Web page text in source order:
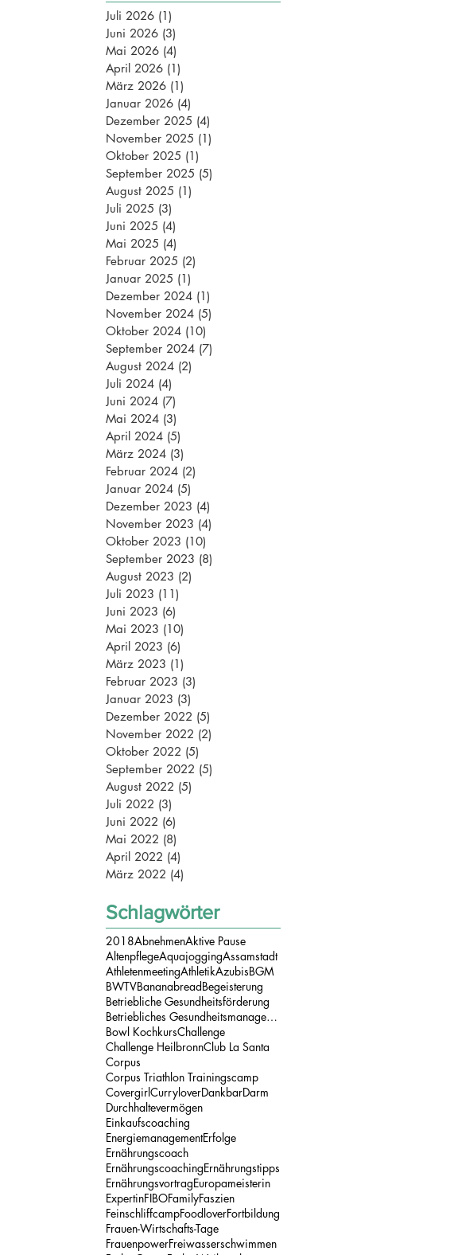
Juli 2026 (1)
Juni 2026 (3)
Mai 2026 (4)
April 2026 (1)
März 2026 (1)
Januar 2026 (4)
Dezember 2025 (4)
November 2025 (1)
Oktober 2025 (1)
September 2025 (5)
August 2025 (1)
Juli 2025 (3)
Juni 2025 (4)
Mai 2025 (4)
Februar 2025 (2)
Januar 2025 (1)
Dezember 2024 (1)
November 2024 (5)
Oktober 2024 (10)
September 2024 (7)
August 2024 (2)
Juli 2024 (4)
Juni 2024 (7)
Mai 2024 (3)
April 2024 (5)
März 2024 (3)
Februar 2024 (2)
Januar 2024 (5)
Dezember 2023 (4)
November 2023 (4)
Oktober 2023 (10)
September 2023 (8)
August 2023 (2)
Juli 2023 (11)
Juni 2023 (6)
Mai 2023 (10)
April 2023 (6)
März 2023 (1)
Februar 2023 (3)
Januar 2023 (3)
Dezember 2022 (5)
November 2022 (2)
Oktober 2022 (5)
September 2022 (5)
August 2022 (5)
Juli 2022 (3)
Juni 2022 (6)
Mai 2022 (8)
April 2022 (4)
März 2022 (4)
Schlagwörter
2018AbnehmenAktive Pause
AltenpflegeAquajoggingAssamstadt
AthletenmeetingAthletikAzubisBGM
BWTVBananabreadBegeisterung
Betriebliche Gesundheitsförderung
Betriebliches Gesundheitsmanagement
Bowl KochkursChallenge
Challenge HeilbronnClub La Santa
Corpus
Corpus Triathlon Trainingscamp
CovergirlCurryloverDankbarDarm
Durchhaltevermögen
Einkaufscoaching
EnergiemanagementErfolge
Ernährungscoach
ErnährungscoachingErnährungstipps
ErnährungsvortragEuropameisterin
ExpertinFIBOFamilyFaszien
FeinschliffcampFoodloverFortbildung
Frauen-Wirtschafts-Tage
FrauenpowerFreiwasserschwimmen